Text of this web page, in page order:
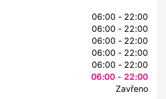
06:00 - 22:00
06:00 - 22:00
06:00 - 22:00
06:00 - 22:00
06:00 - 22:00
06:00 - 22:00
Zavřeno